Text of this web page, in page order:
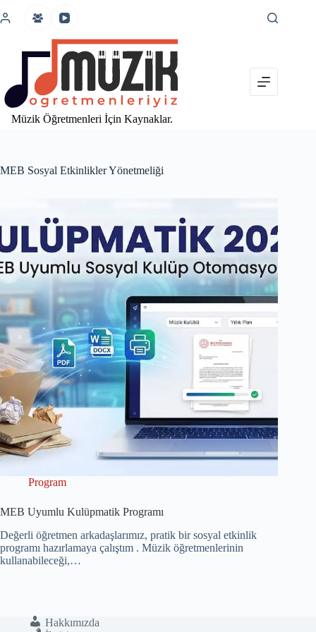
atla
Müzik Öğretmenleri İçin Kaynaklar.
MEB Sosyal Etkinlikler Yönetmeliği
Program
MEB Uyumlu Kulüpmatik Programı
Değerli öğretmen arkadaşlarımız, pratik bir sosyal etkinlik
programı hazırlamaya çalıştım . Müzik öğretmenlerinin
kullanabileceği,…
Hakkımızda